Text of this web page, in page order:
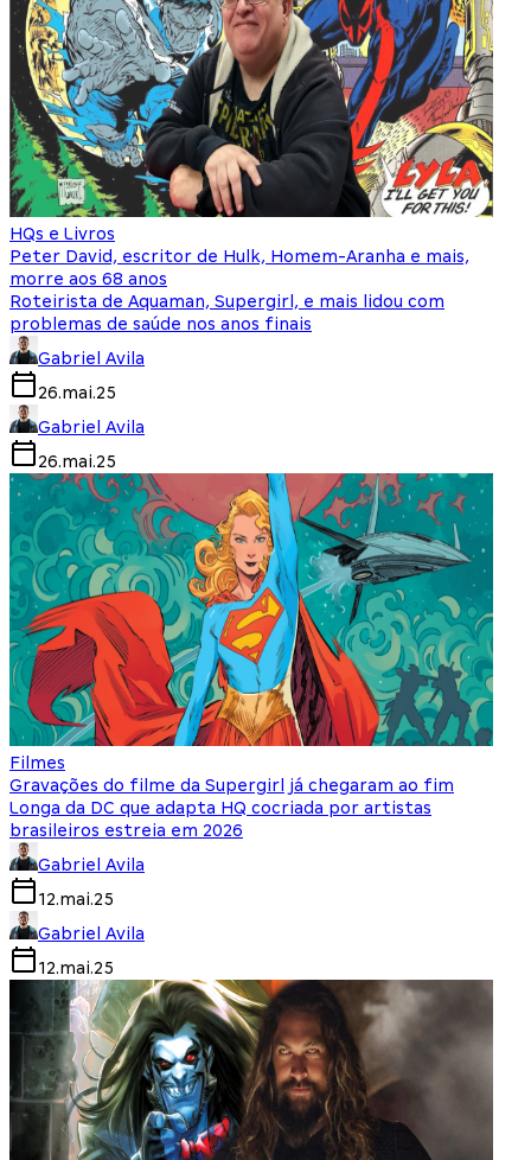
HQs e Livros
Peter David, escritor de Hulk, Homem-Aranha e mais,
morre aos 68 anos
Roteirista de Aquaman, Supergirl, e mais lidou com
problemas de saúde nos anos finais
Gabriel Avila
26.mai.25
Gabriel Avila
26.mai.25
Filmes
Gravações do filme da Supergirl já chegaram ao fim
Longa da DC que adapta HQ cocriada por artistas
brasileiros estreia em 2026
Gabriel Avila
12.mai.25
Gabriel Avila
12.mai.25